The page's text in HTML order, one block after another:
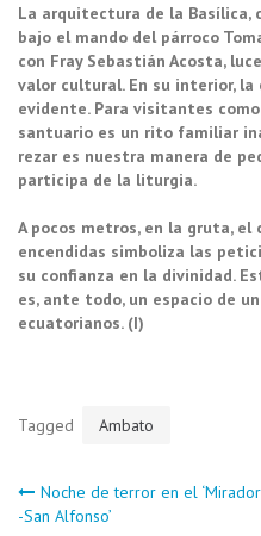
La arquitectura de la Basílica,
bajo el mando del párroco
con Fray Sebastián Acosta,
valor cultural. En su interior, la
evidente. Para visitantes
santuario es un rito familiar
rezar es nuestra manera de
participa de la liturgia.
A pocos metros, en la gruta,
encendidas simboliza las
su confianza en la divinidad.
es, ante todo, un espacio de
ecuatorianos. (I)
Tagged Ambato
Noche de terror en el ‘Mirador
-San Alfonso’